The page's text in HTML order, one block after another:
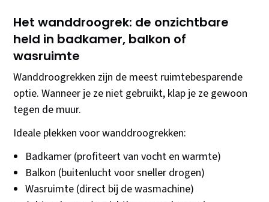
Het wanddroogrek: de onzichtbare
held in badkamer, balkon of
wasruimte
Wanddroogrekken zijn de meest ruimtebesparende
optie. Wanneer je ze niet gebruikt, klap je ze gewoon
tegen de muur.
Ideale plekken voor wanddroogrekken:
Badkamer (profiteert van vocht en warmte)
Balkon (buitenlucht voor sneller drogen)
Wasruimte (direct bij de wasmachine)